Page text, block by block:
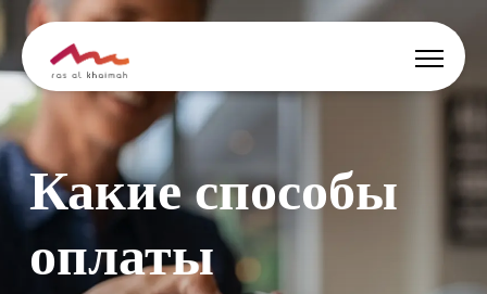
Ұсыныстар
Шабыт алыңыз
Какие способы
оплаты